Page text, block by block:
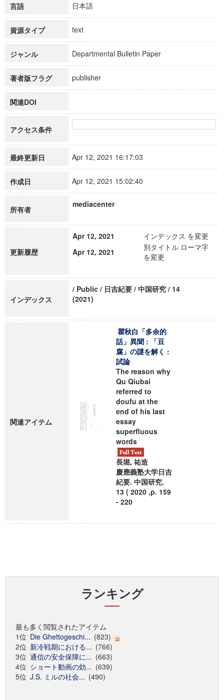
言語 日本語
資源タイプ text
ジャンル Departmental Bulletin Paper
著者版フラグ publisher
関連DOI
アクセス条件
最終更新日 Apr 12, 2021 16:17:03
作成日 Apr 12, 2021 15:02:40
所有者
mediacenter
更新履歴
Apr 12, 2021
インデックス を変更
Apr 12, 2021
別タイトル ローマ字
を変更
インデックス
/ Public / 日吉紀要 / 中国研究 / 14
(2021)
関連アイテム
瞿秋白「多余的
話」異聞 : 「豆
腐」の謎を解く :
試論
The reason why
Qu Qiubai
referred to
doufu at the
end of his last
essay
superfluous
words
長堀, 祐造
慶應義塾大学日吉
紀要. 中国研究.
13 ( 2020 ,p. 159
- 220
ランキング
最も多く閲覧されたアイテム
1位 Die Ghettogeschi... (823)
2位 新冷戦期における... (766)
3位 通信の安全保障に... (663)
4位 ショート動画の効... (639)
5位 J.S. ミルの社会... (490)